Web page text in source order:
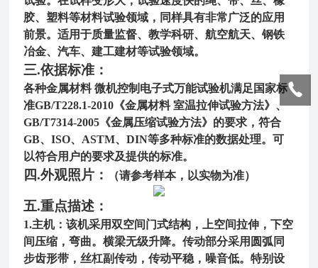
胶、塑料等材料试验领域，同样具有非常广泛的应用
前景。适用于质量监督、教学科研、航空航天、钢铁
冶金、汽车、建工建材等试验领域。
三.依据标准：
各种金属材料 微机控制电子式万能试验机满足国家标
准GB/T228.1-2010 《金属材料 室温拉伸试验方法》、
GB/T7314-2005《金属压缩试验方法》的要求，符合
GB、ISO、ASTM、DIN等多种标准的数据处理。可
以符合用户的要求及提供的标准。
四.外观照片： （请参考样本，以实物为准）
五.重点描述：
1.主机：该机采用双空间门式结构，上空间拉伸，下空
间压缩，弯曲。横梁无级升降。传动部分采用圆弧同
步齿形带，丝杠副传动，传动平稳，噪音低。特别设